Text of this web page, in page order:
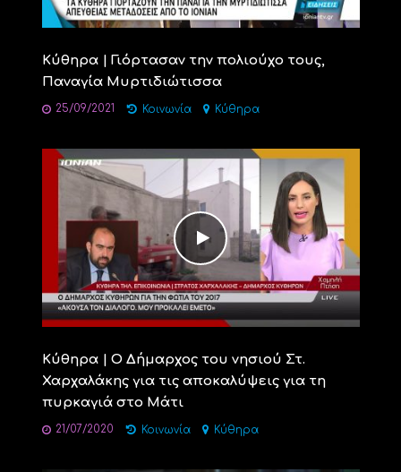
Κύθηρα | Γιόρτασαν την πολιούχο τους,
Παναγία Μυρτιδιώτισσα
25/09/2021 Κοινωνία Κύθηρα
Κύθηρα | Ο Δήμαρχος του νησιού Στ.
Χαρχαλάκης για τις αποκαλύψεις για τη
πυρκαγιά στο Μάτι
21/07/2020 Κοινωνία Κύθηρα